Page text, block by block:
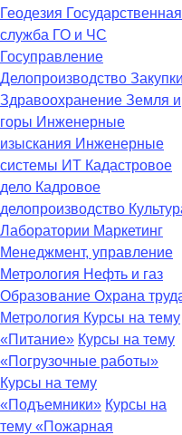
Геодезия Государственная
служба ГО и ЧС
Госуправление
Делопроизводство Закупки
Здравоохранение Земля и
горы Инженерные
изыскания Инженерные
системы ИТ Кадастровое
дело Кадровое
делопроизводство
Лаборатории Маркетинг
Менеджмент, управление
Метрология Нефть и газ
Образование Охрана
Метрология Курсы на тему
«Питание» Курсы на тему
«Погрузочные работы»
Курсы на тему
«Подъемники» Курсы на
тему «Пожарная